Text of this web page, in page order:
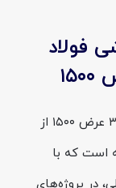
فولاد
ورق سیاه برشی فولاد مبارکه ST37 ضخامت ۳ عرض ۱۵۰۰ از
است که با
در پروژه‌های